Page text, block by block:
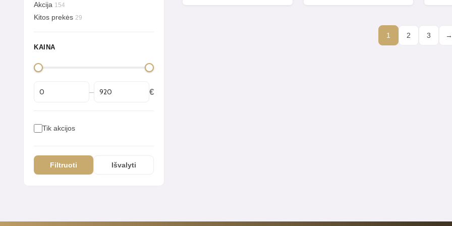
Akcija 154
Kitos prekės 29
KAINA
– €
Tik akcijos
Filtruoti Išvalyti
1 2 3 →